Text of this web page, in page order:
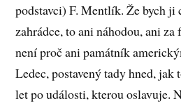
podstavci) F. Mentlík. Že bych ji
zahrádce, to ani náhodou, ani
není proč ani památník
Ledec, postavený tady hned,
let po události, kterou oslavuje.